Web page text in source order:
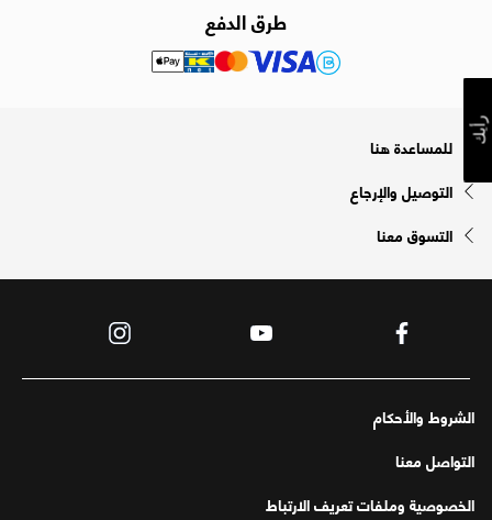
طرق الدفع
للمساعدة هنا
التوصيل والإرجاع
التسوق معنا
الشروط والأحكام
التواصل معنا
الخصوصية وملفات تعريف الارتباط
رأيك